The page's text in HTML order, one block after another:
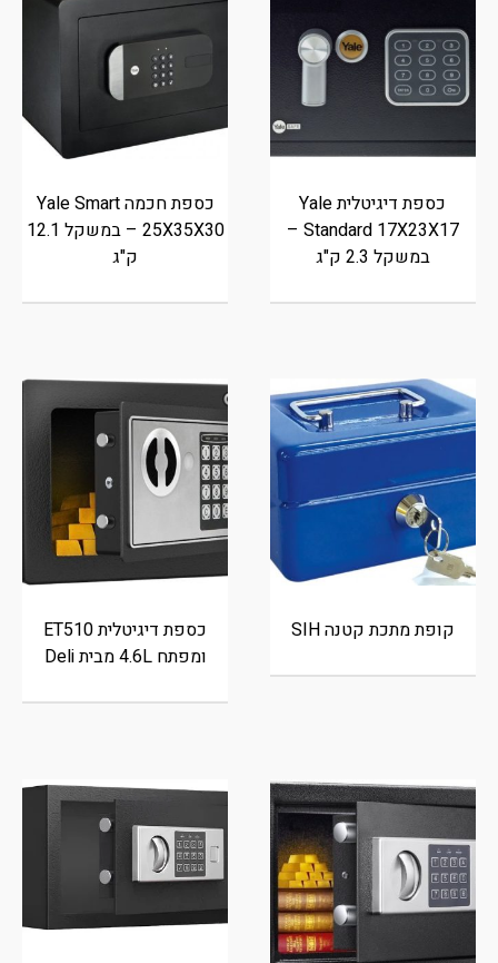
כספת דיגיטלית Yale
Standard 17X23X17 –
במשקל 2.3 ק"ג
כספת חכמה Yale Smart
25X35X30 – במשקל 12.1
ק"ג
קופת מתכת קטנה SIH
כספת דיגיטלית ET510
ומפתח 4.6L מבית Deli